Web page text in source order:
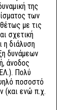
της
των
με τις
σχετική
η διάλυση
δυνάμεων
άνοδος
Πολύ
ποσοστό
(και ενώ π.χ.